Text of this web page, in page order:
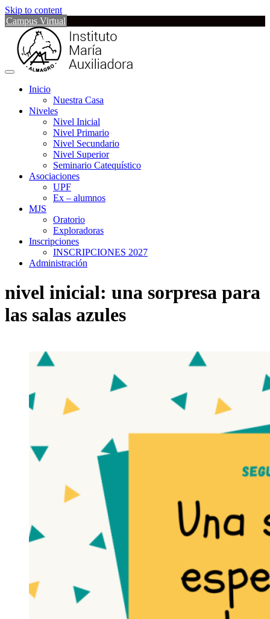
Skip to content
Campus Virtual
Inicio
Nuestra Casa
Niveles
Nivel Inicial
Nivel Primario
Nivel Secundario
Nivel Superior
Seminario Catequístico
Asociaciones
UPF
Ex – alumnos
MJS
Oratorio
Exploradoras
Inscripciones
INSCRIPCIONES 2027
Administración
nivel inicial: una sorpresa para
las salas azules